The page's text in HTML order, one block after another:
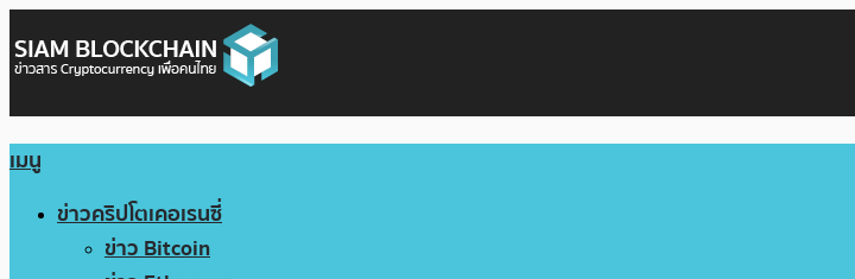
เมนู
ข่าวคริปโตเคอเรนซี่
ข่าว Bitcoin